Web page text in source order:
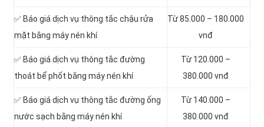
✅ Báo giá dịch vụ thông tắc chậu rửa
mặt bằng máy nén khí
Từ 85.000 – 180.000
vnđ
✅ Báo giá dịch vụ thông tắc đường
thoát bể phốt bằng máy nén khí
Từ 120.000 –
380.000 vnđ
✅ Báo giá dịch vụ thông tắc đường ống
nước sạch bằng máy nén khí
Từ 140.000 –
380.000 vnđ